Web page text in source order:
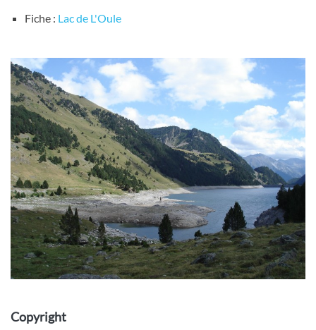
Fiche : Lac de L'Oule
Copyright